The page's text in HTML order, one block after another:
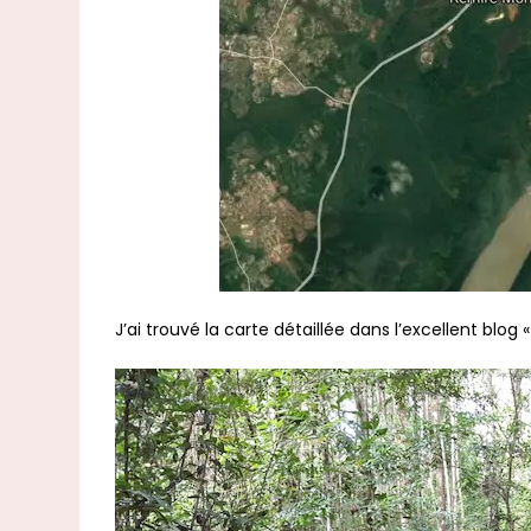
J’ai trouvé la carte détaillée dans l’excellent blog